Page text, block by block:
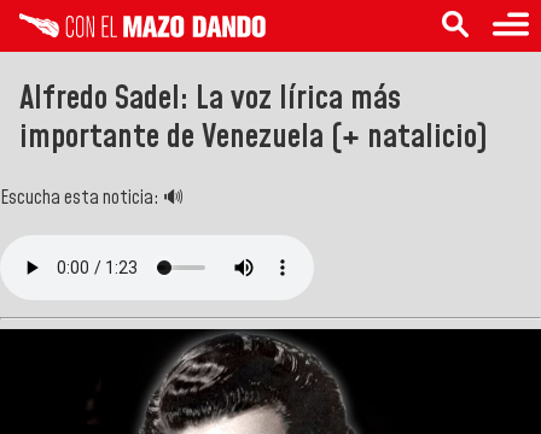
Alfredo Sadel: La voz lírica más
importante de Venezuela (+ natalicio)
Escucha esta noticia: 🔊